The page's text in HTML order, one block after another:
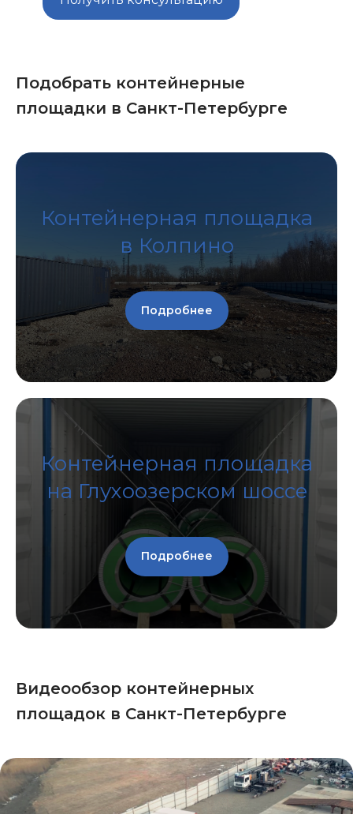
Подобрать контейнерные
площадки в Санкт-Петербурге
Контейнерная площадка
в Колпино
Подробнее
Контейнерная площадка
на Глухоозерском шоссе
Подробнее
Видеообзор контейнерных
площадок в Санкт-Петербурге